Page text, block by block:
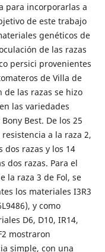
para incorporarlas a
de este trabajo
genéticos de
de las razas
persici provenientes
de Villa de
de las razas se hizo
las variedades
Best. De los 25
a la raza 2,
dos razas y los 14
dos razas. Para el
la raza 3 de Fol, se
los materiales I3R3
y como
D6, D10, IR14,
mostraron
simple, con una